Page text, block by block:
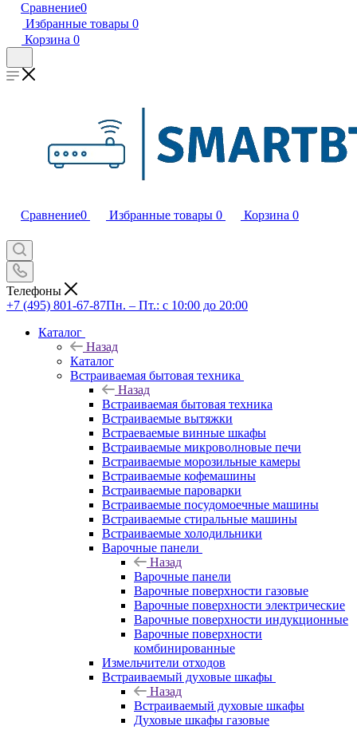
Сравнение0
Избранные товары 0
Корзина 0
Сравнение0 Избранные товары 0 Корзина 0
Телефоны
+7 (495) 801-67-87Пн. – Пт.: с 10:00 до 20:00
Каталог
Назад
Каталог
Встраиваемая бытовая техника
Назад
Встраиваемая бытовая техника
Встраиваемые вытяжки
Встраеваемые винные шкафы
Встраиваемые микроволновые печи
Встраиваемые морозильные камеры
Встраиваемые кофемашины
Встраиваемые пароварки
Встраиваемые посудомоечные машины
Встраиваемые стиральные машины
Встраиваемые холодильники
Варочные панели
Назад
Варочные панели
Варочные поверхности газовые
Варочные поверхности электрические
Варочные поверхности индукционные
Варочные поверхности
комбинированные
Измельчители отходов
Встраиваемый духовые шкафы
Назад
Встраиваемый духовые шкафы
Духовые шкафы газовые